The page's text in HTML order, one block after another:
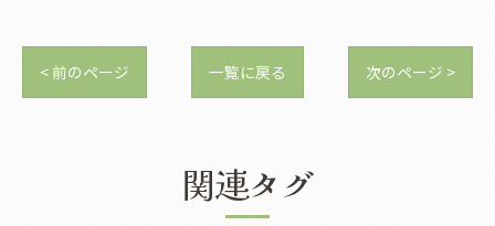
< 前のページ 一覧に戻る 次のページ >
関連タグ